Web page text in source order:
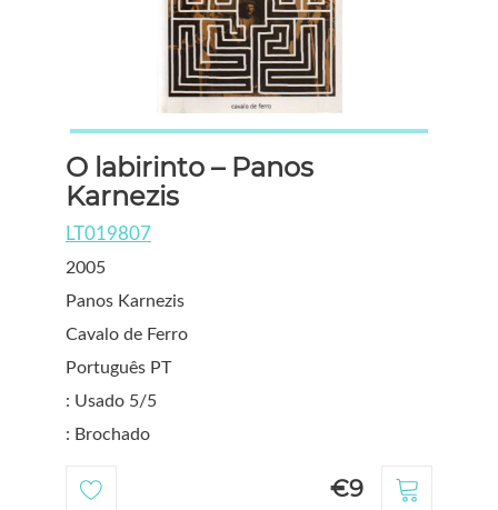
O labirinto – Panos
Karnezis
LT019807
2005
Panos Karnezis
Cavalo de Ferro
Português PT
: Usado 5/5
: Brochado
€9